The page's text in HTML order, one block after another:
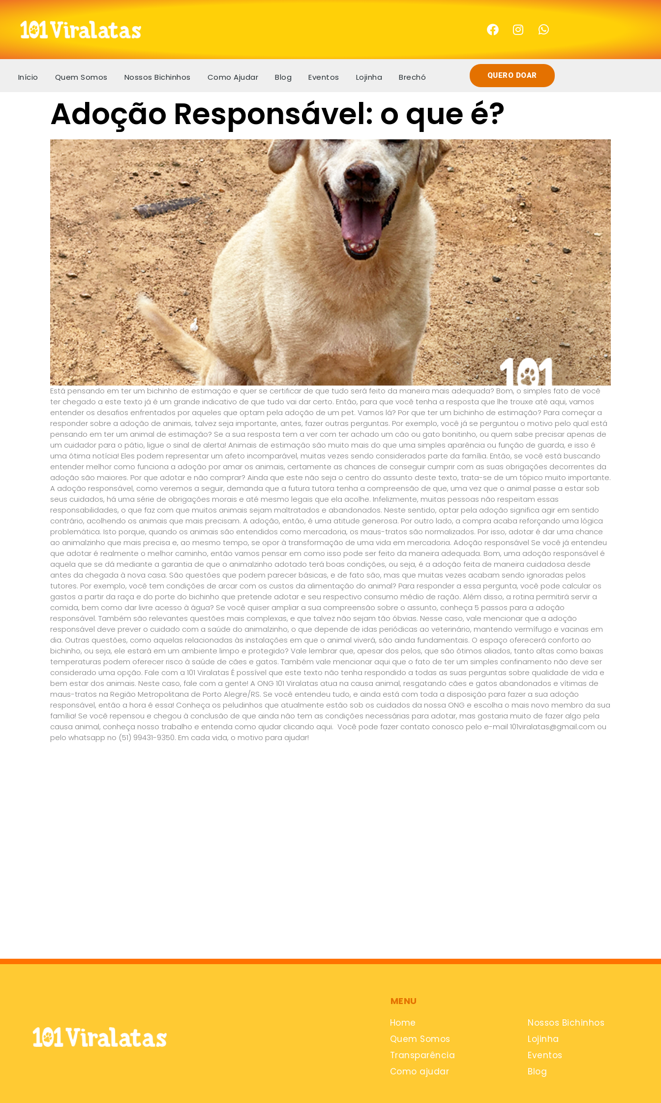
Início Quem Somos Nossos Bichinhos Como Ajudar Blog Eventos Lojinha Brechó QUERO DOAR
Adoção Responsável: o que é?
Está pensando em ter um bichinho de estimação e quer se certificar de que tudo será feito da maneira mais adequada? Bom, o simples fato de você
ter chegado a este texto já é um grande indicativo de que tudo vai dar certo. Então, para que você tenha a resposta que lhe trouxe até aqui, vamos
entender os desafios enfrentados por aqueles que optam pela adoção de um pet. Vamos lá? Por que ter um bichinho de estimação? Para começar a
responder sobre a adoção de animais, talvez seja importante, antes, fazer outras perguntas. Por exemplo, você já se perguntou o motivo pelo qual está
pensando em ter um animal de estimação? Se a sua resposta tem a ver com ter achado um cão ou gato bonitinho, ou quem sabe precisar apenas de
um cuidador para o pátio, ligue o sinal de alerta! Animais de estimação são muito mais do que uma simples aparência ou função de guarda, e isso é
uma ótima notícia! Eles podem representar um afeto incomparável, muitas vezes sendo considerados parte da família. Então, se você está buscando
entender melhor como funciona a adoção por amar os animais, certamente as chances de conseguir cumprir com as suas obrigações decorrentes da
adoção são maiores. Por que adotar e não comprar? Ainda que este não seja o centro do assunto deste texto, trata-se de um tópico muito importante.
A adoção responsável, como veremos a seguir, demanda que a futura tutora tenha a compreensão de que, uma vez que o animal passe a estar sob
seus cuidados, há uma série de obrigações morais e até mesmo legais que ela acolhe. Infelizmente, muitas pessoas não respeitam essas
responsabilidades, o que faz com que muitos animais sejam maltratados e abandonados. Neste sentido, optar pela adoção significa agir em sentido
contrário, acolhendo os animais que mais precisam. A adoção, então, é uma atitude generosa. Por outro lado, a compra acaba reforçando uma lógica
problemática. Isto porque, quando os animais são entendidos como mercadoria, os maus-tratos são normalizados. Por isso, adotar é dar uma chance
ao animalzinho que mais precisa e, ao mesmo tempo, se opor à transformação de uma vida em mercadoria. Adoção responsável Se você já entendeu
que adotar é realmente o melhor caminho, então vamos pensar em como isso pode ser feito da maneira adequada. Bom, uma adoção responsável é
aquela que se dá mediante a garantia de que o animalzinho adotado terá boas condições, ou seja, é a adoção feita de maneira cuidadosa desde
antes da chegada à nova casa. São questões que podem parecer básicas, e de fato são, mas que muitas vezes acabam sendo ignoradas pelos
tutores. Por exemplo, você tem condições de arcar com os custos da alimentação do animal? Para responder a essa pergunta, você pode calcular os
gastos a partir da raça e do porte do bichinho que pretende adotar e seu respectivo consumo médio de ração. Além disso, a rotina permitirá servir a
comida, bem como dar livre acesso à água? Se você quiser ampliar a sua compreensão sobre o assunto, conheça 5 passos para a adoção
responsável. Também são relevantes questões mais complexas, e que talvez não sejam tão óbvias. Nesse caso, vale mencionar que a adoção
responsável deve prever o cuidado com a saúde do animalzinho, o que depende de idas periódicas ao veterinário, mantendo vermífugo e vacinas em
dia. Outras questões, como aquelas relacionadas às instalações em que o animal viverá, são ainda fundamentais. O espaço oferecerá conforto ao
bichinho, ou seja, ele estará em um ambiente limpo e protegido? Vale lembrar que, apesar dos pelos, que são ótimos aliados, tanto altas como baixas
temperaturas podem oferecer risco à saúde de cães e gatos. Também vale mencionar aqui que o fato de ter um simples confinamento não deve ser
considerado uma opção. Fale com a 101 Viralatas É possível que este texto não tenha respondido a todas as suas perguntas sobre qualidade de vida e
bem estar dos animais. Neste caso, fale com a gente! A ONG 101 Viralatas atua na causa animal, resgatando cães e gatos abandonados e vítimas de
maus-tratos na Região Metropolitana de Porto Alegre/RS. Se você entendeu tudo, e ainda está com toda a disposição para fazer a sua adoção
responsável, então a hora é essa! Conheça os peludinhos que atualmente estão sob os cuidados da nossa ONG e escolha o mais novo membro da sua
família! Se você repensou e chegou à conclusão de que ainda não tem as condições necessárias para adotar, mas gostaria muito de fazer algo pela
causa animal, conheça nosso trabalho e entenda como ajudar clicando aqui. Você pode fazer contato conosco pelo e-mail 101viralatas@gmail.com ou
pelo whatsapp no (51) 99431-9350. Em cada vida, o motivo para ajudar!
MENU
Home
Quem Somos
Transparência
Como ajudar
Nossos Bichinhos
Lojinha
Eventos
Blog